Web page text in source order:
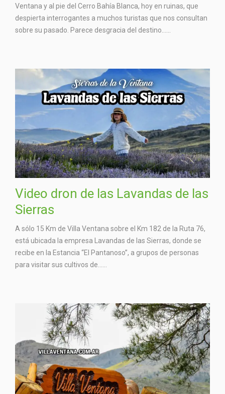
Ventana y al pie del Cerro Bahía Blanca, hoy en ruinas, que
despierta interrogantes a muchos turistas que nos consultan
sobre su pasado. Parece desgracia del destino…...
Video dron de las Lavandas de las
Sierras
A sólo 15 Km de Villa Ventana sobre el Km 182 de la Ruta 76,
está ubicada la empresa Lavandas de las Sierras, donde se
recibe en la Estancia “El Pantanoso”, a grupos de personas
para visitar sus cultivos de…...